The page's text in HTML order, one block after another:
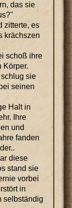
das sie
zitterte, es
krächszen
schoß ihre
Körper.
schlug sie
seinen
Halt in
Ihre
und
fanden
diese
stand sie
vorbei
in
selbständig